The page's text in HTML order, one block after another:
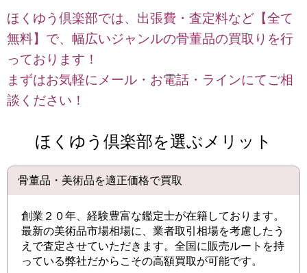
ほくゆう倶楽部では、出張費・査定料など【全て
無料】で、幅広いジャンルの骨董品の買取りを行
っております！
まずはお気軽にメール・お電話・ラインにてご相
談ください！
ほくゆう倶楽部を選ぶメリット
骨董品・美術品を適正価格で買取
創業２０年、経験豊富な鑑定士が在籍しております。
最新の美術品市場相場に、業者取引相場を考慮したう
えで査定させていただきます。全国に販売ルートを持
っている弊社だからこその高額買取が可能です。